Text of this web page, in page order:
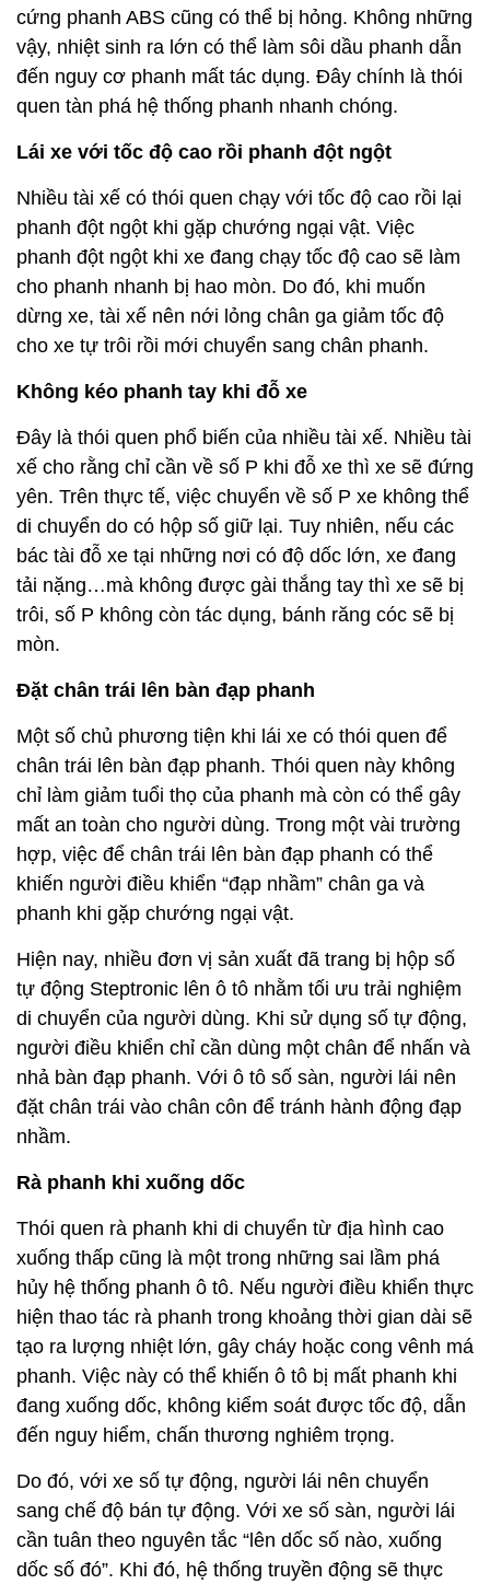
cứng phanh ABS cũng có thể bị hỏng. Không những
vậy, nhiệt sinh ra lớn có thể làm sôi dầu phanh dẫn
đến nguy cơ phanh mất tác dụng. Đây chính là thói
quen tàn phá hệ thống phanh nhanh chóng.
Lái xe với tốc độ cao rồi phanh đột ngột
Nhiều tài xế có thói quen chạy với tốc độ cao rồi lại
phanh đột ngột khi gặp chướng ngại vật. Việc
phanh đột ngột khi xe đang chạy tốc độ cao sẽ làm
cho phanh nhanh bị hao mòn. Do đó, khi muốn
dừng xe, tài xế nên nới lỏng chân ga giảm tốc độ
cho xe tự trôi rồi mới chuyển sang chân phanh.
Không kéo phanh tay khi đỗ xe
Đây là thói quen phổ biến của nhiều tài xế. Nhiều tài
xế cho rằng chỉ cần về số P khi đỗ xe thì xe sẽ đứng
yên. Trên thực tế, việc chuyển về số P xe không thể
di chuyển do có hộp số giữ lại. Tuy nhiên, nếu các
bác tài đỗ xe tại những nơi có độ dốc lớn, xe đang
tải nặng…mà không được gài thắng tay thì xe sẽ bị
trôi, số P không còn tác dụng, bánh răng cóc sẽ bị
mòn.
Đặt chân trái lên bàn đạp phanh
Một số chủ phương tiện khi lái xe có thói quen để
chân trái lên bàn đạp phanh. Thói quen này không
chỉ làm giảm tuổi thọ của phanh mà còn có thể gây
mất an toàn cho người dùng. Trong một vài trường
hợp, việc để chân trái lên bàn đạp phanh có thể
khiến người điều khiển “đạp nhầm” chân ga và
phanh khi gặp chướng ngại vật.
Hiện nay, nhiều đơn vị sản xuất đã trang bị hộp số
tự động Steptronic lên ô tô nhằm tối ưu trải nghiệm
di chuyển của người dùng. Khi sử dụng số tự động,
người điều khiển chỉ cần dùng một chân để nhấn và
nhả bàn đạp phanh. Với ô tô số sàn, người lái nên
đặt chân trái vào chân côn để tránh hành động đạp
nhầm.
Rà phanh khi xuống dốc
Thói quen rà phanh khi di chuyển từ địa hình cao
xuống thấp cũng là một trong những sai lầm phá
hủy hệ thống phanh ô tô. Nếu người điều khiển thực
hiện thao tác rà phanh trong khoảng thời gian dài sẽ
tạo ra lượng nhiệt lớn, gây cháy hoặc cong vênh má
phanh. Việc này có thể khiến ô tô bị mất phanh khi
đang xuống dốc, không kiểm soát được tốc độ, dẫn
đến nguy hiểm, chấn thương nghiêm trọng.
Do đó, với xe số tự động, người lái nên chuyển
sang chế độ bán tự động. Với xe số sàn, người lái
cần tuân theo nguyên tắc “lên dốc số nào, xuống
dốc số đó”. Khi đó, hệ thống truyền động sẽ thực